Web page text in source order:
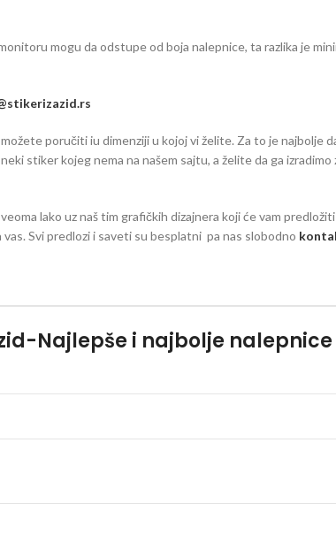
mogu da odstupe od boja nalepnice, ta razlika je
poručiti iu dimenziji u kojoj vi želite. Za to je najbolje
stiker kojeg nema na našem sajtu, a želite da ga
lako uz naš tim grafičkih dizajnera koji će vam
Svi predlozi i saveti su besplatni pa nas slobodno
Najlepše i najbolje nalepnice